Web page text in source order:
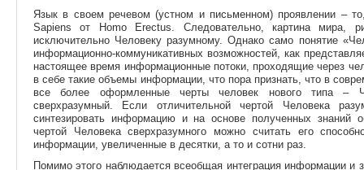
Язык в своем речевом (устном и письменном) проявлении –
Sapiens от Homo Erectus. Следовательно, картина мира,
исключительно Человеку разумному. Однако само понятие
информационно-коммуникативных возможностей, как
настоящее время информационные потоки, проходящие через
в себе такие объемы информации, что пора признать, что в
все более оформленные черты человек нового типа –
сверхразумный. Если отличительной чертой Человека
синтезировать информацию и на основе полученных знаний
чертой Человека сверхразумного можно считать его
информации, увеличенные в десятки, а то и сотни раз.
Помимо этого наблюдается всеобщая интеграция информации и